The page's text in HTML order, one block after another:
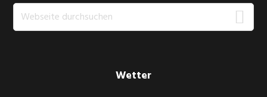
Webseite
durchsuchen
Wetter